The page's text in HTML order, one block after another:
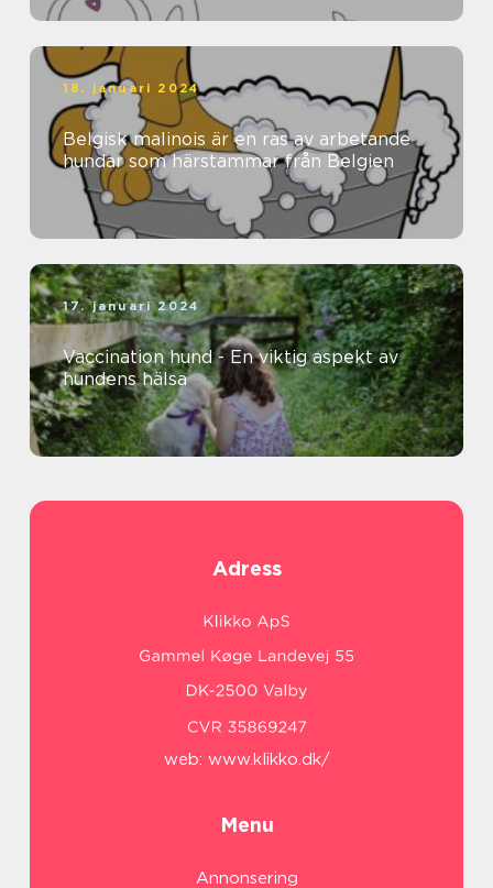
18. januari 2024
Belgisk malinois är en ras av arbetande
hundar som härstammar från Belgien
17. januari 2024
Vaccination hund - En viktig aspekt av
hundens hälsa
Adress
web: www.klikko.dk/
Menu
Annonsering